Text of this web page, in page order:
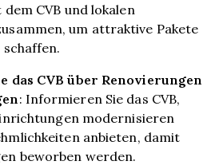
CVB und lokalen
um attraktive Pakete
das CVB über Renovierungen
: Informieren Sie das CVB,
modernisieren
anbieten, damit
beworben werden.